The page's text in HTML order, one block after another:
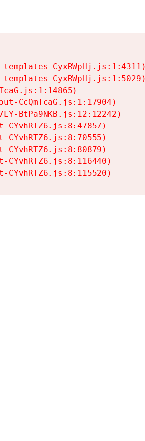
CyxRWpHj.js:1:4311)
CyxRWpHj.js:1:5029)
CcQmTcaG.js:1:17904)
BtPa9NKB.js:12:12242)
CYvhRTZ6.js:8:47857)
CYvhRTZ6.js:8:70555)
CYvhRTZ6.js:8:80879)
CYvhRTZ6.js:8:116440)
CYvhRTZ6.js:8:115520)